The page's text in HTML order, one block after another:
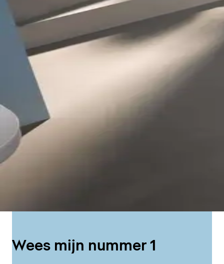
Wees mijn nummer 1